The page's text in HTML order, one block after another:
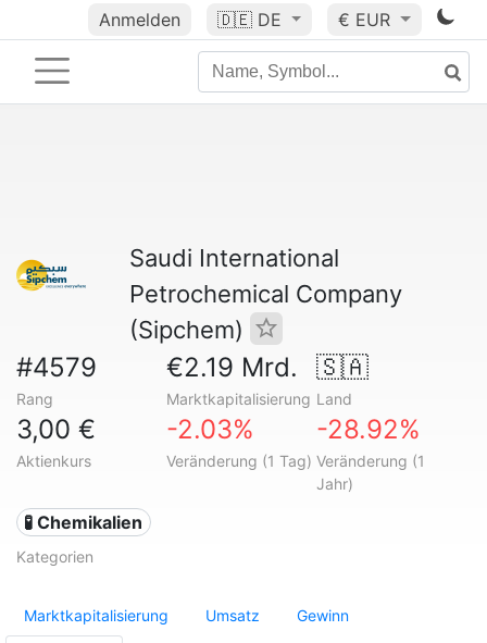
Anmelden 🇩🇪 DE € EUR
Saudi International
Petrochemical Company
(Sipchem)
#4579
Rang
€2.19 Mrd.
Marktkapitalisierung
🇸🇦
Land
3,00 €
Aktienkurs
-2.03%
Veränderung (1 Tag)
-28.92%
Veränderung (1
Jahr)
🧪 Chemikalien
Kategorien
Marktkapitalisierung Umsatz Gewinn